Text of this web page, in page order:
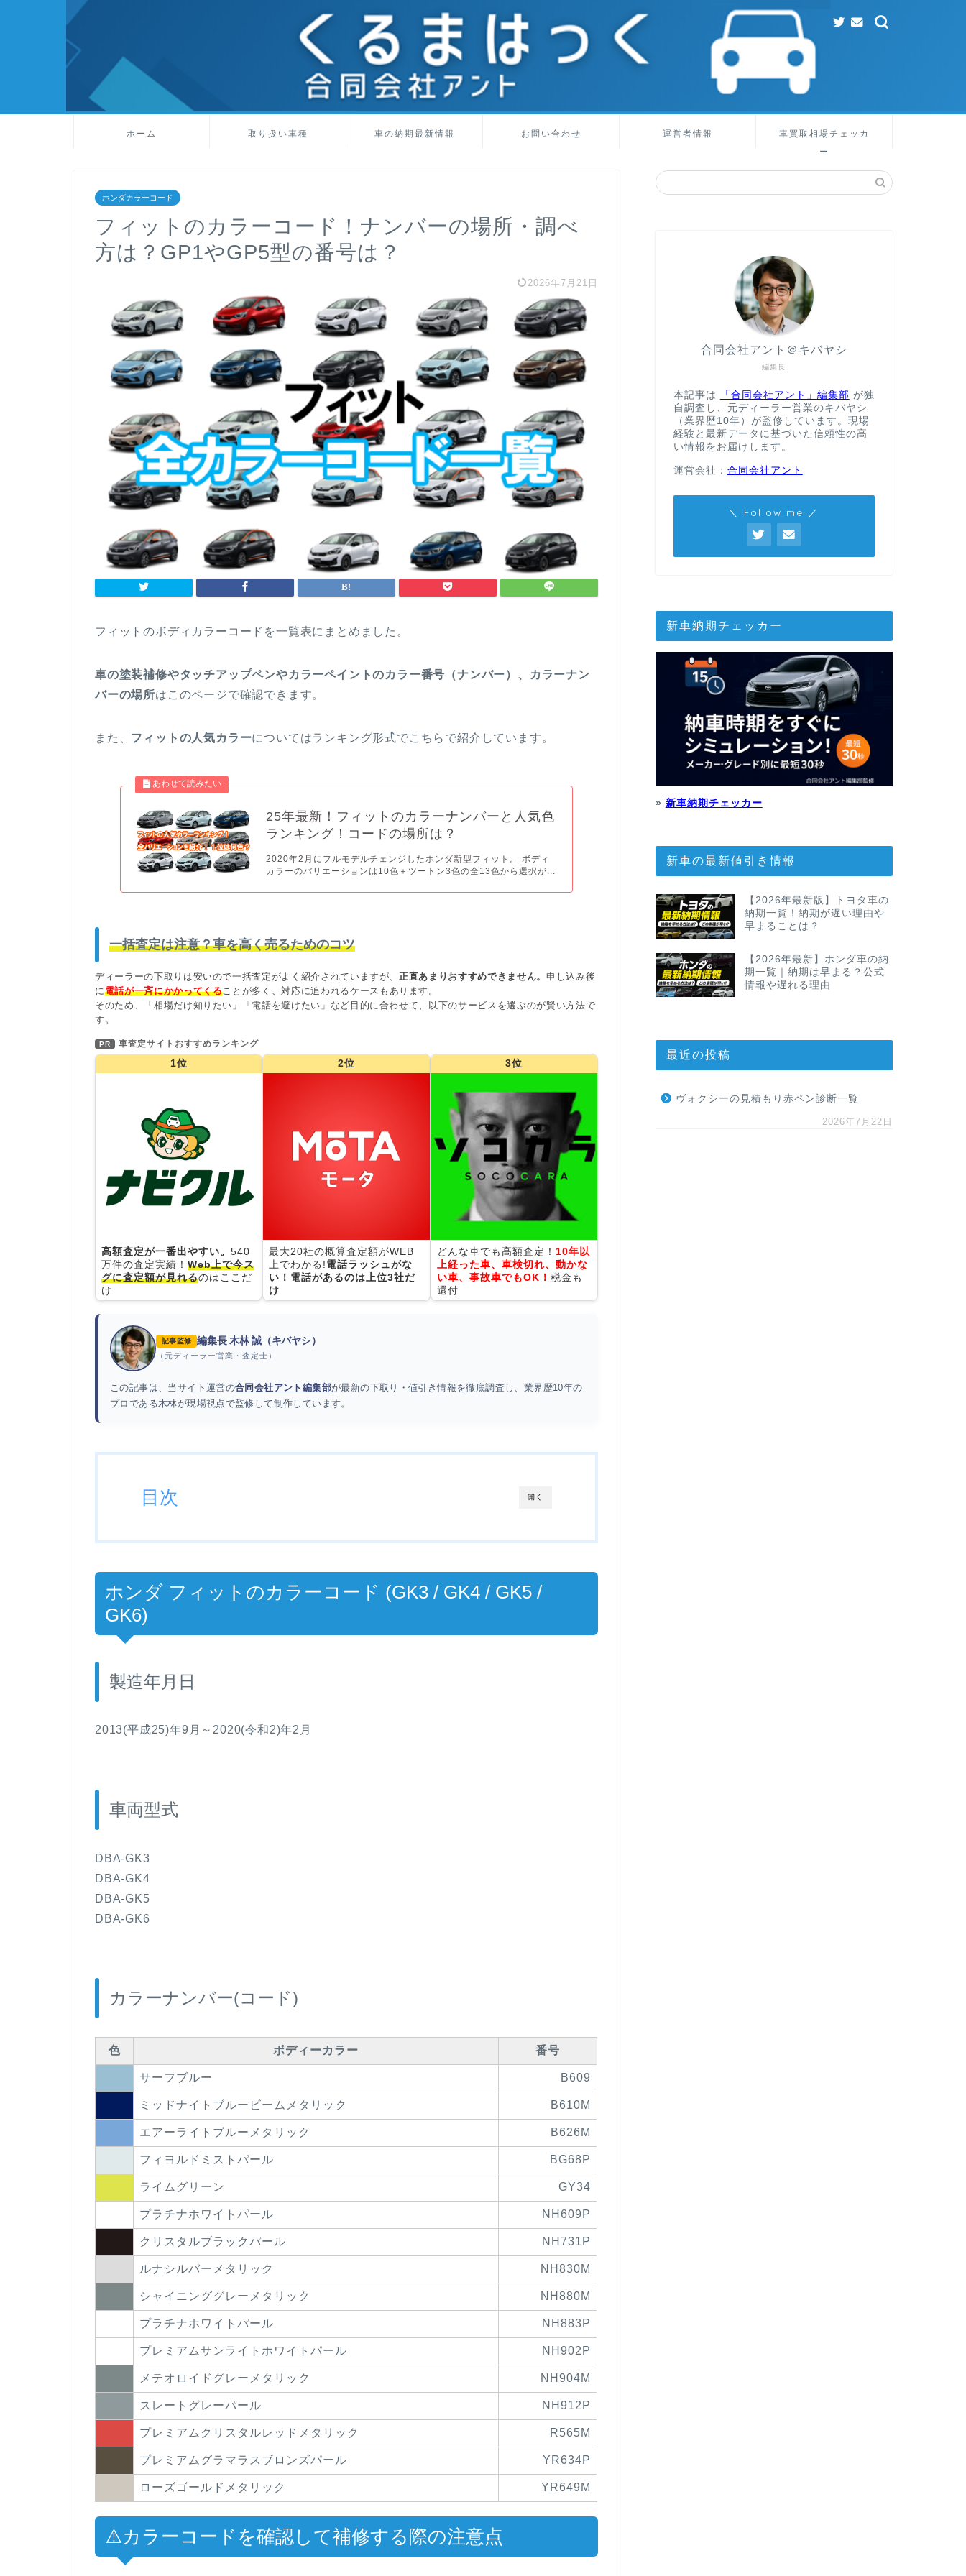
ホーム 取り扱い車種 車の納期最新情報 お問い合わせ 運営者情報
車買取相場チェッカ
ー
ホンダカラーコード
フィットのカラーコード！ナンバーの場所・調べ
方は？GP1やGP5型の番号は？
2026年7月21日
フィットのボディカラーコードを一覧表にまとめました。
車の塗装補修やタッチアップペンやカラーペイントのカラー番号（ナンバー）、カラーナン
バーの場所はこのページで確認できます。
また、 フィットの人気カラーについてはランキング形式でこちらで紹介しています。
25年最新！フィットのカラーナンバーと人気色
ランキング！コードの場所は？
2020年2月にフルモデルチェンジしたホンダ新型フィット。 ボディ
カラーのバリエーションは10色＋ツートン3色の全13色から選択が...
一括査定は注意？車を高く売るためのコツ
ディーラーの下取りは安いので一括査定がよく紹介されていますが、正直あまりおすすめできません。 申し込み後
に電話が一斉にかかってくることが多く、対応に追われるケースもあります。
そのため、「相場だけ知りたい」「電話を避けたい」など目的に合わせて、以下のサービスを選ぶのが賢い方法で
す。
PR 車査定サイトおすすめランキング
1位
高額査定が一番出やすい。 540
万件の査定実績！ Web上で今ス
グに査定額が見れるのはここだ
け
2位
最大20社の概算査定額がWEB
上でわかる!電話ラッシュがな
い！電話があるのは上位3社だ
け
3位
どんな車でも高額査定！ 10年以
上経った車、車検切れ、動かな
い車、事故車でもOK！ 税金も
還付
記事監修 編集長 木林 誠（キバヤシ）
（元ディーラー営業・査定士）
この記事は、当サイト運営の合同会社アント編集部が最新の下取り・値引き情報を徹底調査し、業界歴10年の
プロである木林が現場視点で監修して制作しています。
開く
目次
ホンダ フィットのカラーコード (GK3 / GK4 / GK5 /
GK6)
製造年月日
2013(平成25)年9月～2020(令和2)年2月
車両型式
DBA-GK3
DBA-GK4
DBA-GK5
DBA-GK6
カラーナンバー(コード)
色 ボディーカラー 番号
サーフブルー B609
ミッドナイトブルービームメタリック B610M
エアーライトブルーメタリック B626M
フィヨルドミストパール BG68P
ライムグリーン GY34
プラチナホワイトパール NH609P
クリスタルブラックパール NH731P
ルナシルバーメタリック NH830M
シャイニンググレーメタリック NH880M
プラチナホワイトパール NH883P
プレミアムサンライトホワイトパール NH902P
メテオロイドグレーメタリック NH904M
スレートグレーパール NH912P
プレミアムクリスタルレッドメタリック R565M
プレミアムグラマラスブロンズパール YR634P
ローズゴールドメタリック YR649M
⚠️カラーコードを確認して補修する際の注意点
編集長
合同会社アント＠キバヤシ
本記事は 「合同会社アント」編集部 が独
自調査し、元ディーラー営業のキバヤシ
（業界歴10年）が監修しています。現場
経験と最新データに基づいた信頼性の高
い情報をお届けします。
運営会社： 合同会社アント
＼ Follow me ／
新車納期チェッカー
» 新車納期チェッカー
新車の最新値引き情報
【2026年最新版】トヨタ車の
納期一覧！納期が遅い理由や
早まることは？
【2026年最新】ホンダ車の納
期一覧｜納期は早まる？公式
情報や遅れる理由
最近の投稿
ヴォクシーの見積もり赤ペン診断一覧
2026年7月22日